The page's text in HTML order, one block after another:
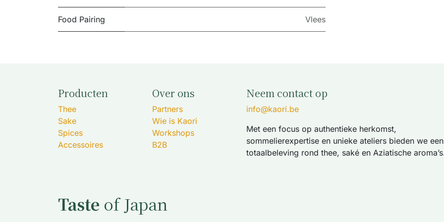
Food Pairing Vlees
Producten
Thee
Sake
Spices
Accessoires
Over ons
Partners
Wie is Kaori
Workshops
B2B
Neem contact op
info@kaori.be
Met een focus op authentieke herkomst,
sommelierexpertise en unieke ateliers bieden we een
totaalbeleving rond thee, saké en Aziatische
Taste of Japan